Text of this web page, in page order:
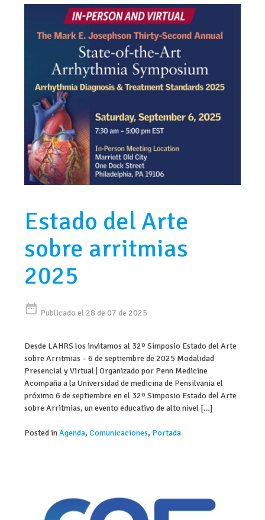
Estado del Arte
sobre arritmias
2025
date_range Publicado el 28 de 07 de 2025
Desde LAHRS los invitamos al 32º Simposio Estado del Arte
sobre Arritmias – 6 de septiembre de 2025 Modalidad
Presencial y Virtual | Organizado por Penn Medicine
Acompaña a la Universidad de medicina de Pensilvania el
próximo 6 de septiembre en el 32º Simposio Estado del Arte
sobre Arritmias, un evento educativo de alto nivel […]
Posted inAgenda,Comunicaciones, Portada